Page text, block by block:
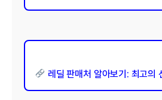
레딜 판매처 알아보기: 최고의